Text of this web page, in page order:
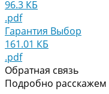
96.3 КБ
.pdf
Гарантия Выбор
161.01 КБ
.pdf
Обратная связь
Подробно расскажем